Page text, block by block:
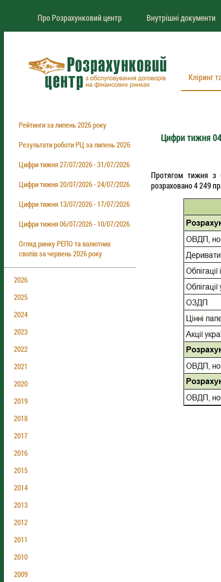
Про Розрахунковий центр Внутрішні документи
Кліринг
Рейтинги за липень 2026 року
Результати роботи РЦ за липень 2026
Цифри тижня 27/07/2026 - 31/07/2026
Цифри тижня 20/07/2026 - 24/07/2026
Цифри тижня 13/07/2026 - 17/07/2026
Цифри тижня 06/07/2026 - 10/07/2026
Огляд ринку РЕПО та валютних
свопів за червень 2026 року
2026
2025
2024
2023
2022
2021
2020
2019
2018
2017
2016
2015
2014
2013
2012
2011
2010
2009
Цифри тижня
Протягом тижня з
розраховано 4 249